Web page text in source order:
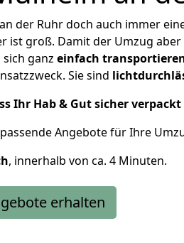
der Ruhr doch auch immer
ist groß. Damit der Umzug
ganz einfach
Sie sind
Ihr Hab & Gut sicher
Angebote für Ihre
, innerhalb von ca. 4 Minuten.
erhalten